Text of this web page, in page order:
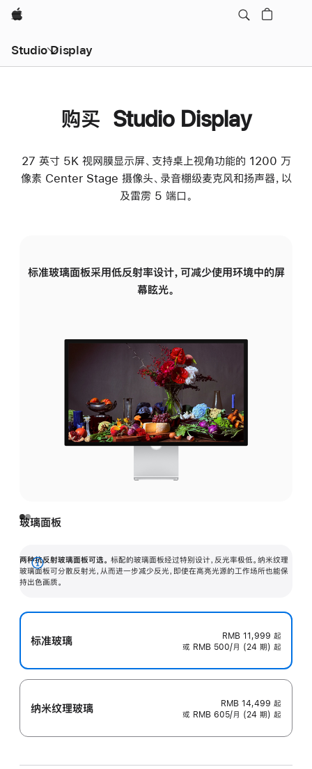
Apple
Studio Display
购买 Studio Display
27 英寸 5K 视网膜显示屏、支持桌上视角功能的 1200 万
像素 Center Stage 摄像头、录音棚级麦克风和扬声器，以
及雷雳 5 端口。
标准玻璃面板采用低反射率设计，可减少使用环境中的屏
幕眩光。
玻璃面板
两种抗反射玻璃面板可选。 标配的玻璃面板经过特别设计，反光率极低。纳米纹理
玻璃面板可分散反射光，从而进一步减少反光，即使在高亮光源的工作场所也能保
持出色画质。
展
开
标准玻璃 RMB 11,999 起
或 RMB 500/月 (24 期) 起
纳米纹理玻璃 RMB 14,499 起
或 RMB 605/月 (24 期) 起